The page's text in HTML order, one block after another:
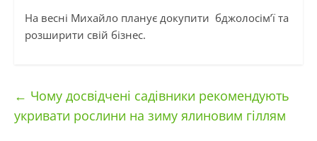
На весні Михайло планує докупити бджолосім’ї та
розширити свій бізнес.
← Чому досвідчені садівники рекомендують
укривати рослини на зиму ялиновим гіллям